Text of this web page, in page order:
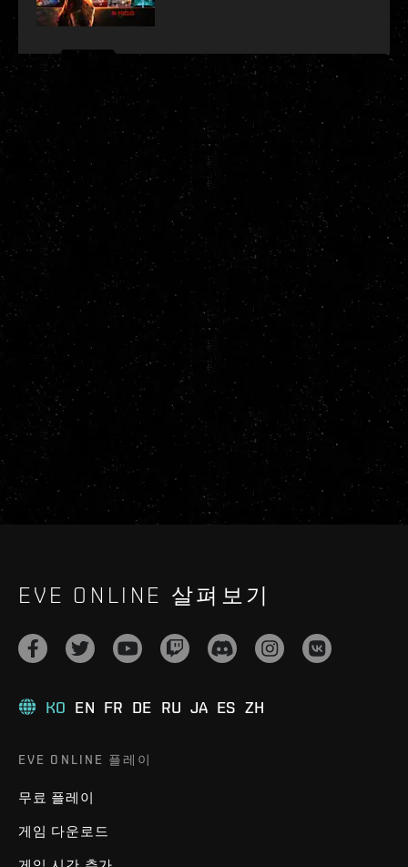
EVE ONLINE 살펴보기
KO EN FR DE RU JA ES ZH
EVE ONLINE 플레이
무료 플레이
게임 다운로드